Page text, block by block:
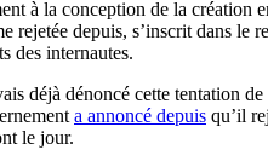
à la conception de la création
depuis, s’inscrit dans le
des internautes.
déjà dénoncé cette tentation
a annoncé depuis qu’il
le jour.